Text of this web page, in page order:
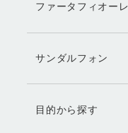
ファータフィオーレ
サンダルフォン
目的から探す